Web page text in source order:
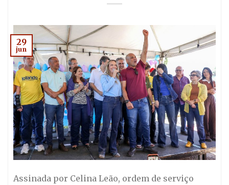
29
jun
Assinada por Celina Leão, ordem de serviço